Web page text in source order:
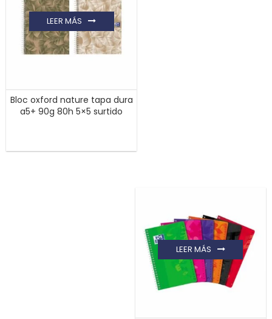
Bloc oxford nature tapa dura
a5+ 90g 80h 5×5 surtido
LEER MÁS
LEER MÁS